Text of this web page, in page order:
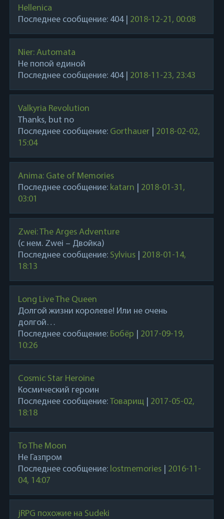
Hellenica
Последнее сообщение: 404| 2018-12-21, 00:08
Nier: Automata
Не попой единой
Последнее сообщение: 404| 2018-11-23, 23:43
Valkyria Revolution
Thanks, but no
Последнее сообщение: Gorthauer| 2018-02-02,
15:04
Anima: Gate of Memories
Последнее сообщение: katarn
2018-01-31,
03:01
Zwei: The Arges Adventure
(с нем. Zwei – Двойка)
Последнее сообщение: Sylvius| 2018-01-14,
18:13
Long Live The Queen
Долгой жизни королеве! Или не очень
долгой…
Последнее сообщение: Бобёр
2017-09-19,
10:26
Cosmic Star Heroine
Космический героин
Последнее сообщение: Товарищ| 2017-05-02,
18:18
To The Moon
Не Газпром
Последнее сообщение: lostmemories| 2016-11-
04, 14:07
jRPG похожие на Sudeki